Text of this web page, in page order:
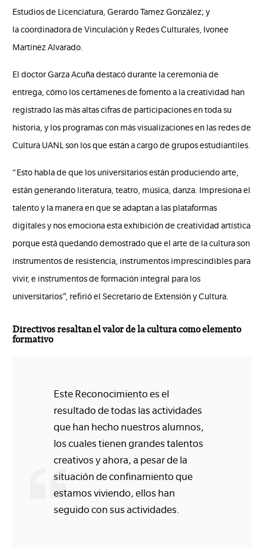
Estudios de Licenciatura, Gerardo Tamez González; y
la coordinadora de Vinculación y Redes Culturales, Ivonee
Martínez Alvarado.
El doctor Garza Acuña destacó durante la ceremonia de
entrega, cómo los certámenes de fomento a la creatividad han
registrado las más altas cifras de participaciones en toda su
historia, y los programas con más visualizaciones en las redes de
Cultura UANL son los que están a cargo de grupos estudiantiles.
“Esto habla de que los universitarios están produciendo arte,
están generando literatura, teatro, música, danza. Impresiona el
talento y la manera en que se adaptan a las plataformas
digitales y nos emociona esta exhibición de creatividad artística
porque está quedando demostrado que el arte de la cultura son
instrumentos de resistencia, instrumentos imprescindibles para
vivir, e instrumentos de formación integral para los
universitarios”, refirió el Secretario de Extensión y Cultura.
Directivos resaltan el valor de la cultura como elemento
formativo
Este Reconocimiento es el
resultado de todas las actividades
que han hecho nuestros alumnos,
los cuales tienen grandes talentos
creativos y ahora, a pesar de la
situación de confinamiento que
estamos viviendo, ellos han
seguido con sus actividades.